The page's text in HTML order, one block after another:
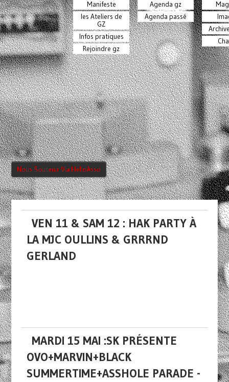
Manifeste
les Ateliers de
GZ
Infos pratiques
Rejoindre gz
Agenda gz
Agenda passé
Nous Soutenir Via HelloAsso
VEN 11 & SAM 12 : HAK PARTY À
LA MJC OULLINS & GRRRND
GERLAND
MARDI 15 MAI :SK PRÉSENTE
OVO+MARVIN+BLACK
SUMMERTIME+ASSHOLE PARADE -